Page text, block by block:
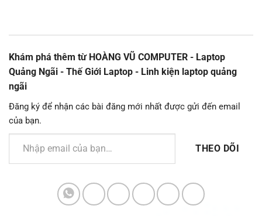
Khám phá thêm từ HOÀNG VŨ COMPUTER - Laptop
Quảng Ngãi - Thế Giới Laptop - Linh kiện laptop quảng
ngãi
Đăng ký để nhận các bài đăng mới nhất được gửi đến email
của bạn.
Nhập email của bạn…
THEO DÕI